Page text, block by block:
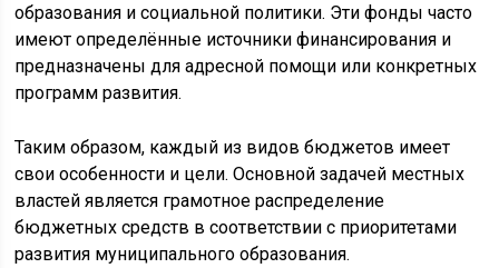
образования и социальной политики. Эти фонды часто
имеют определённые источники финансирования и
предназначены для адресной помощи или конкретных
программ развития.
Таким образом, каждый из видов бюджетов имеет
свои особенности и цели. Основной задачей местных
властей является грамотное распределение
бюджетных средств в соответствии с приоритетами
развития муниципального образования.